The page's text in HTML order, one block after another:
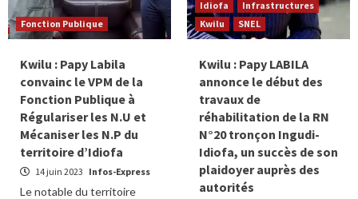
Fonction Publique
Kwilu : Papy Labila
convainc le VPM de la
Fonction Publique à
Régulariser les N.U et
Mécaniser les N.P du
territoire d’Idiofa
14 juin 2023 Infos-Express
Le notable du territoire
Idiofa
Infrastructures
Kwilu
SNEL
Kwilu : Papy LABILA
annonce le début des
travaux de
réhabilitation de la RN
N°20 tronçon Ingudi-
Idiofa, un succès de son
plaidoyer auprès des
autorités